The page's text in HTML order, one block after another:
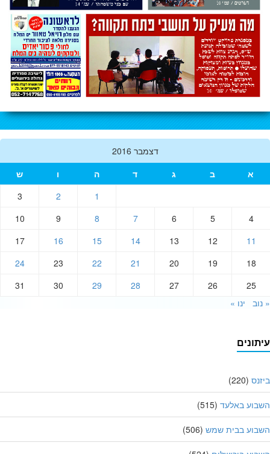
דצמבר 2016
10
12
13
14
15
16
17
18
19
20
22
23
24
25
26
27
28
29
30
ינו »
(220)
באלעד(515)
בבית שמש(506)